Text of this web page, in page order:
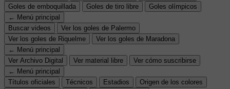
Goles de emboquillada
Goles de tiro libre
Goles olímpicos
← Menú principal
Buscar videos
Ver los goles de Palermo
Ver los goles de Riquelme
Ver los goles de Maradona
← Menú principal
Ver Archivo Digital
Ver material libre
Ver cómo suscribirse
← Menú principal
Títulos oficiales
Técnicos Estadios
Origen de los colores